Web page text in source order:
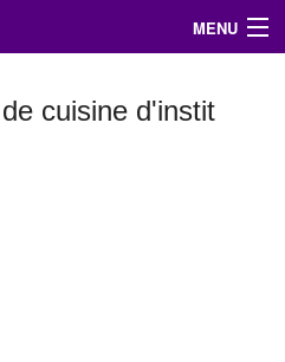
MENU
cuisine d'instit